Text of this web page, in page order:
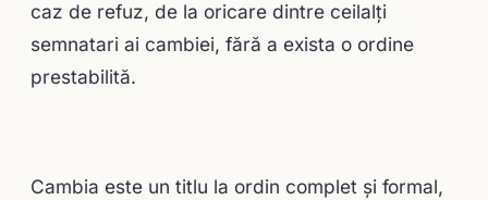
caz de refuz, de la oricare dintre ceilalţi
semnatari ai cambiei, fără a exista o ordine
prestabilită.
Cambia este un titlu la ordin complet şi formal,